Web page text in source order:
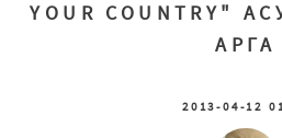
YOUR COUNTRY"
АРГА
2013-04-12